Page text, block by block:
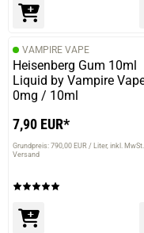
VAMPIRE VAPE
Heisenberg Gum 10ml
Liquid by Vampire
0mg / 10ml
7,90 EUR*
Grundpreis: 790,00 EUR / Liter inkl. MwSt.
Versand